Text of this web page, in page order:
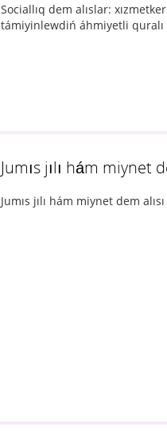
Sociallıq dem alıslar:
támiyinlewdiń áhmiyetli quralı
Jumıs jılı hám miynet
Jumıs jılı hám miynet dem